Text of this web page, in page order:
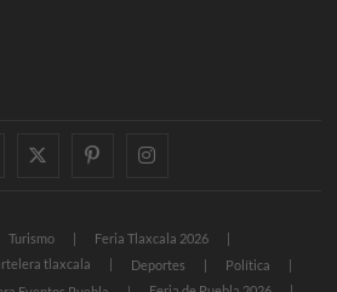
twitter
pinterestinstagram
Turismo
Feria Tlaxcala 2026
tlaxcala Deportes
Política